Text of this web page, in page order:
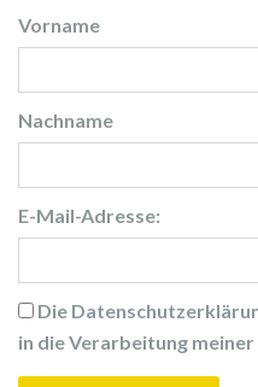
Vorname
Nachname
E-Mail-Adresse:
Die
in die Verarbeitung meiner